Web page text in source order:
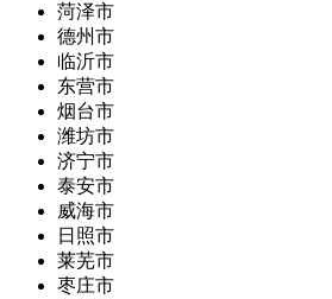
菏泽市
德州市
临沂市
东营市
烟台市
潍坊市
济宁市
泰安市
威海市
日照市
莱芜市
枣庄市